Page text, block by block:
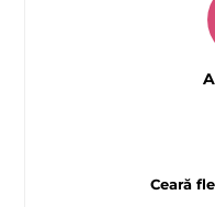
Ceară